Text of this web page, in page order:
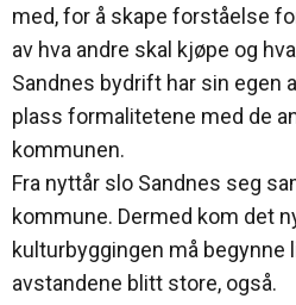
med, for å skape forståelse
av hva andre skal kjøpe og
Sandnes bydrift har sin egen
plass formalitetene med de
kommunen.
Fra nyttår slo Sandnes seg
kommune. Dermed kom det
kulturbyggingen må begynne
avstandene blitt store, også.